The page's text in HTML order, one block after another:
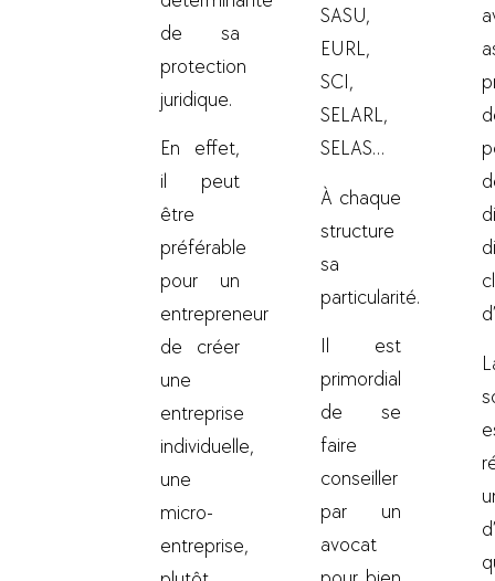
de sa
protection
juridique.
En effet,
il peut
être
préférable
pour un
entrepreneur
de créer
une
entreprise
individuelle,
une
micro-
entreprise,
SASU,
EURL,
SCI,
SELARL,
SELAS…
À chaque
structure
sa
particularité.
Il est
primordial
de se
faire
conseiller
par un
avocat